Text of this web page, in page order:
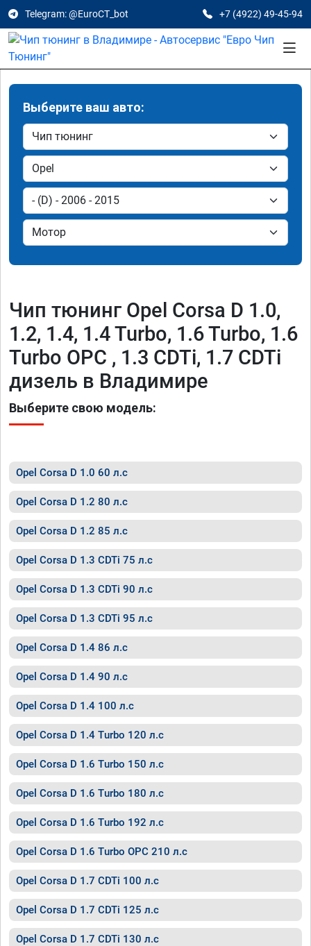
Telegram: @EuroCT_bot +7 (4922) 49-45-94
Выберите ваш авто:
Чип тюнинг Opel Corsa D 1.0,
1.2, 1.4, 1.4 Turbo, 1.6 Turbo, 1.6
Turbo OPC , 1.3 CDTi, 1.7 CDTi
дизель в Владимире
Выберите свою модель:
Opel Corsa D 1.0 60 л.с
Opel Corsa D 1.2 80 л.с
Opel Corsa D 1.2 85 л.с
Opel Corsa D 1.3 CDTi 75 л.с
Opel Corsa D 1.3 CDTi 90 л.с
Opel Corsa D 1.3 CDTi 95 л.с
Opel Corsa D 1.4 86 л.с
Opel Corsa D 1.4 90 л.с
Opel Corsa D 1.4 100 л.с
Opel Corsa D 1.4 Turbo 120 л.с
Opel Corsa D 1.6 Turbo 150 л.с
Opel Corsa D 1.6 Turbo 180 л.с
Opel Corsa D 1.6 Turbo 192 л.с
Opel Corsa D 1.6 Turbo OPC 210 л.с
Opel Corsa D 1.7 CDTi 100 л.с
Opel Corsa D 1.7 CDTi 125 л.с
Opel Corsa D 1.7 CDTi 130 л.с